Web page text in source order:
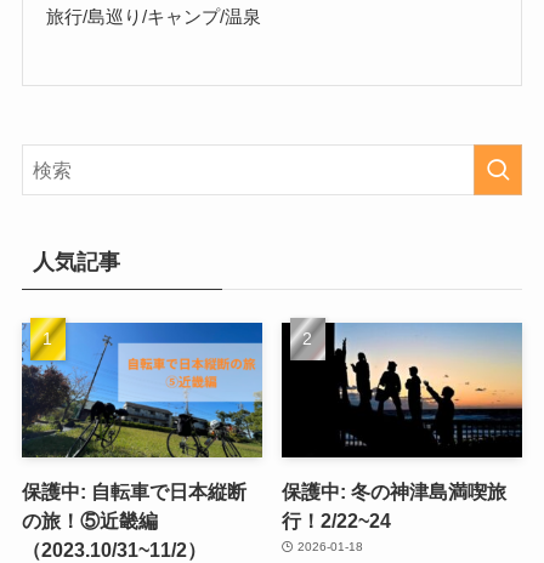
旅行/島巡り/キャンプ/温泉
人気記事
保護中: 自転車で日本縦断
の旅！⑤近畿編
（2023.10/31~11/2）
保護中: 冬の神津島満喫旅
行！2/22~24
2026-01-18